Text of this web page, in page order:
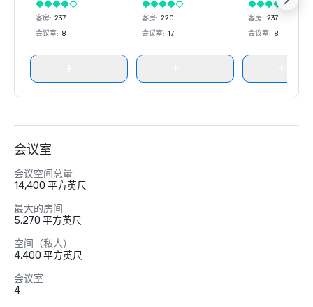
客房: 237
会议室: 8
客房: 220
会议室: 17
客房: 237
会议室: 8
会议室
会议空间总量
14,400 平方英尺
最大的房间
5,270 平方英尺
空间（私人）
4,400 平方英尺
会议室
4